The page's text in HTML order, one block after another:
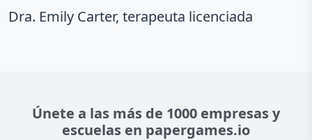
Dra. Emily Carter, terapeuta licenciada
Únete a las más de 1000 empresas y
escuelas en papergames.io